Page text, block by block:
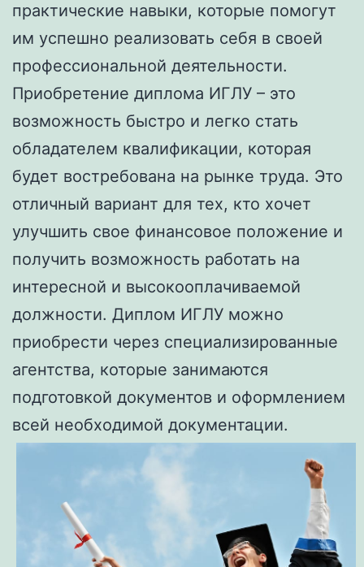
практические навыки, которые помогут
им успешно реализовать себя в своей
профессиональной деятельности.
Приобретение диплома ИГЛУ – это
возможность быстро и легко стать
обладателем квалификации, которая
будет востребована на рынке труда. Это
отличный вариант для тех, кто хочет
улучшить свое финансовое положение и
получить возможность работать на
интересной и высокооплачиваемой
должности. Диплом ИГЛУ можно
приобрести через специализированные
агентства, которые занимаются
подготовкой документов и оформлением
всей необходимой документации.